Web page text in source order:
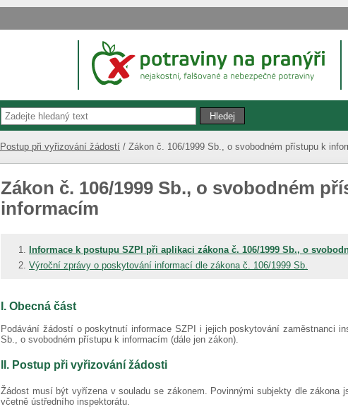
Postup při vyřizování žádostí Zákon č. 106/1999 Sb., o svobodném přístupu k
Zákon č. 106/1999 Sb., o svobodném
informacím
Informace k postupu SZPI při aplikaci zákona č. 106/1999 Sb., o
Výroční zprávy o poskytování informací dle zákona č. 106/1999 Sb.
I. Obecná část
Podávání žádostí o poskytnutí informace SZPI i jejich poskytování zaměstnanci
Sb., o svobodném přístupu k informacím (dále jen zákon).
II. Postup při vyřizování žádosti
Žádost musí být vyřízena v souladu se zákonem. Povinnými subjekty dle zákona
včetně ústředního inspektorátu.